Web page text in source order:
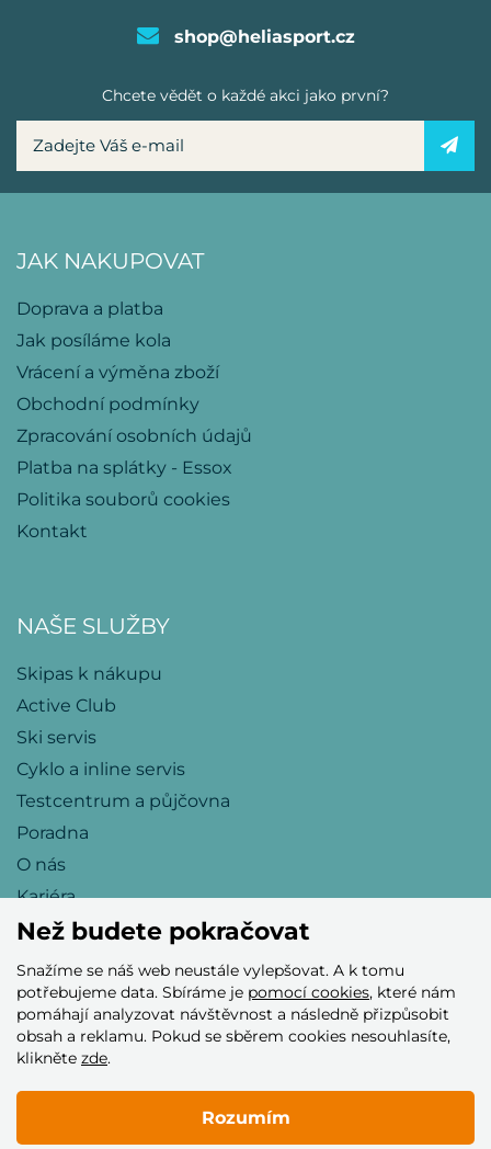
shop@heliasport.cz
Chcete vědět o každé akci jako první?
JAK NAKUPOVAT
Doprava a platba
Jak posíláme kola
Vrácení a výměna zboží
Obchodní podmínky
Zpracování osobních údajů
Platba na splátky - Essox
Politika souborů cookies
Kontakt
NAŠE SLUŽBY
Skipas k nákupu
Active Club
Ski servis
Cyklo a inline servis
Testcentrum a půjčovna
Poradna
O nás
Kariéra
Přijímáme tyto platební karty
Než budete pokračovat
Snažíme se náš web neustále vylepšovat. A k tomu
potřebujeme data. Sbíráme je pomocí cookies, které nám
pomáhají analyzovat návštěvnost a následně přizpůsobit
obsah a reklamu. Pokud se sběrem cookies nesouhlasíte,
klikněte zde.
Rozumím